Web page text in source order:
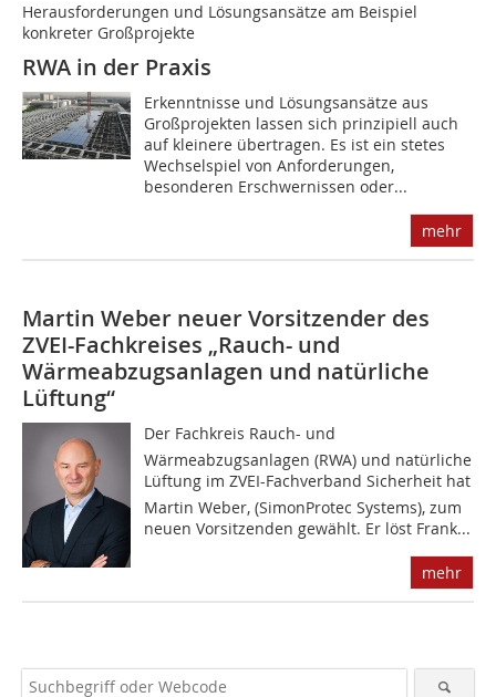
Herausforderungen und Lösungsansätze am Beispiel
konkreter Großprojekte
RWA in der Praxis
Erkenntnisse und Lösungsansätze aus
Großprojekten lassen sich prinzipiell auch
auf kleinere übertragen. Es ist ein stetes
Wechselspiel von Anforderungen,
besonderen Erschwernissen oder...
mehr
Martin Weber neuer Vorsitzender des
ZVEI-Fachkreises „Rauch- und
Wärmeabzugsanlagen und natürliche
Lüftung“
Der Fachkreis Rauch- und
Wärmeabzugsanlagen (RWA) und natürliche
Lüftung im ZVEI-Fachverband Sicherheit hat
Martin Weber, (SimonProtec Systems), zum
neuen Vorsitzenden gewählt. Er löst Frank...
mehr